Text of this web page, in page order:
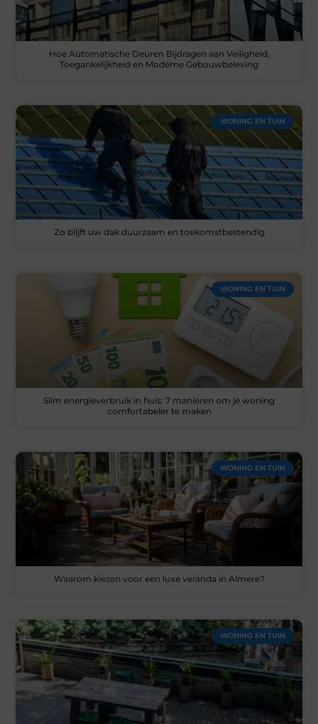
Hoe Automatische Deuren Bijdragen aan Veiligheid,
Toegankelijkheid en Moderne Gebouwbeleving
WONING EN TUIN
Zo blijft uw dak duurzaam en toekomstbestendig
WONING EN TUIN
Slim energieverbruik in huis: 7 manieren om je woning
comfortabeler te maken
WONING EN TUIN
Waarom kiezen voor een luxe veranda in Almere?
WONING EN TUIN